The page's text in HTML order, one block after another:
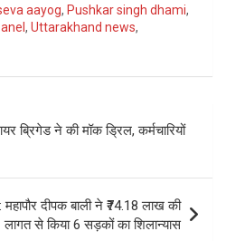
aayog, Pushkar singh dhami,
, Uttarakhand news,
ब्रिगेड ने की मॉक ड्रिल, कर्मचारियों
दीपक बाली ने ₹74.18 लाख की
लागत से किया 6 सड़कों का शिलान्यास